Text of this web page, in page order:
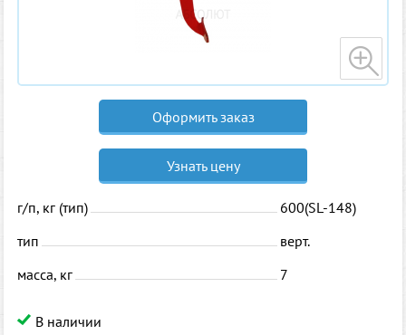
Оформить заказ
Узнать цену
г/п, кг (тип)
600(SL-148)
тип
верт.
масса, кг
7
В наличии